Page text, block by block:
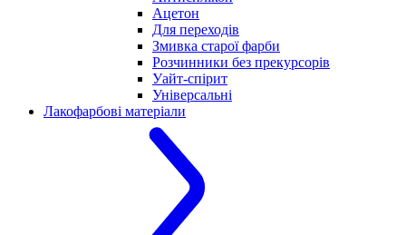
Ацетон
Для переходів
Змивка старої фарби
Розчинники без прекурсорів
Уайт-спірит
Універсальні
Лакофарбові матеріали